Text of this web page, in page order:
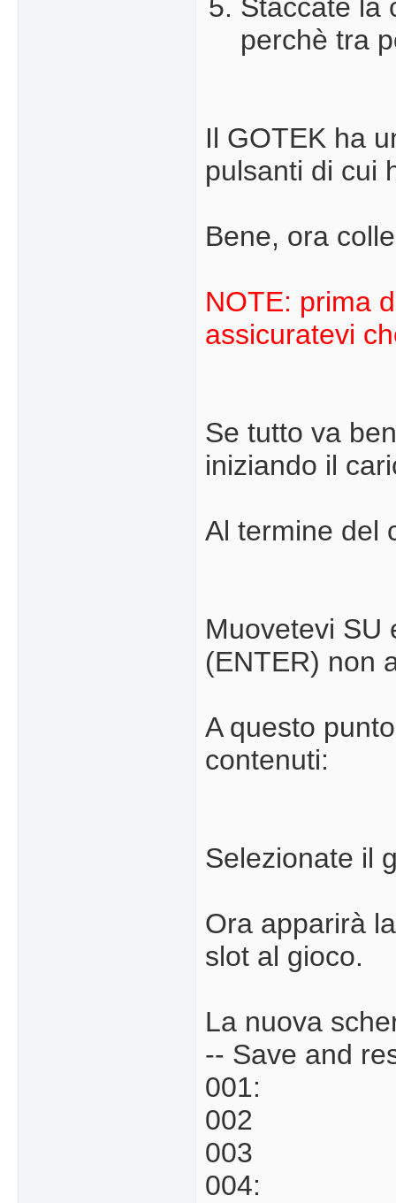
Staccate la
perchè tra
Il GOTEK ha
pulsanti di cui
Bene, ora
NOTE: prima
assicuratevi
Se tutto va
iniziando il
Al termine del
Muovetevi SU
(ENTER) non
A questo
contenuti:
Selezionate il
Ora apparirà
slot al gioco.
La nuova
-- Save and
001:
002
003
004: